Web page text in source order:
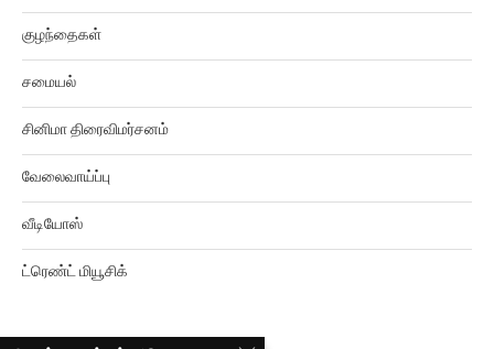
குழந்தைகள்
சமையல்
சினிமா திரைவிமர்சனம்
வேலைவாய்ப்பு
வீடியோஸ்
ட்ரெண்ட் மியூசிக்